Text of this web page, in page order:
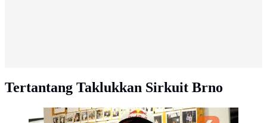
Tertantang Taklukkan Sirkuit Brno